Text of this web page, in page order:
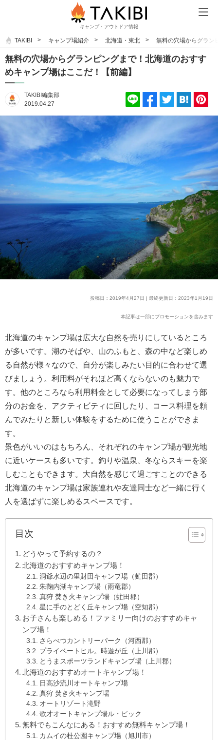
キャンプ・アウトドア情報
TAKIBI キャンプ場紹介 北海道・東北 無料の穴場からグラン
無料の穴場からグランピングまで！北海道のおすす
めキャンプ場はここだ！【前編】
TAKIBI編集部
2019.04.27
投稿日：2019年4月27日 | 最終更新日：2023年1月19日
本記事は一部にプロモーションを含みます
北海道のキャンプ場は広大な自然を売りにしているところ
が多いです。湖のそばや、山のふもと、森の中など楽しめ
る自然が様々なので、自分が楽しみたい目的に合わせて選
びましょう。利用料がそれほど高くならないのも魅力で
す。他のところなら利用料金として必要になってしまう部
分のお金を、アクティビティに回したり、コース料理を頼
んでみたりと新しい体験をするために使うことができま
す。
景色がいいのはもちろん、それぞれのキャンプ場が観光地
に近いケースも多いです。釣りや温泉、冬ならスキーを楽
しむこともできます。大自然を感じて過ごすことのできる
北海道のキャンプ場は家族連れや友達同士など一緒に行く
人を選ばずに楽しめるスペースです。
目次
どうやって予約するの？
北海道のおすすめキャンプ場！
洞爺水辺の里財田キャンプ場（虻田郡）
朱鞠内湖キャンプ場（雨竜郡）
真狩 焚き火キャンプ場（虻田郡）
星に手のとどく丘キャンプ場（空知郡）
お子さんも楽しめる！ファミリー向けのおすすめキャ
ンプ場！
さらべつカントリーパーク（河西郡）
プライベートヒル。時遊が丘（上川郡）
とうまスポーツランドキャンプ場（上川郡）
北海道のおすすめオートキャンプ場！
日高沙流川オートキャンプ場
真狩 焚き火キャンプ場
オートリゾート滝野
歌才オートキャンプ場ル・ピック
無料でもこんなにある！おすすめ無料キャンプ場！
カムイの杜公園キャンプ場（旭川市）